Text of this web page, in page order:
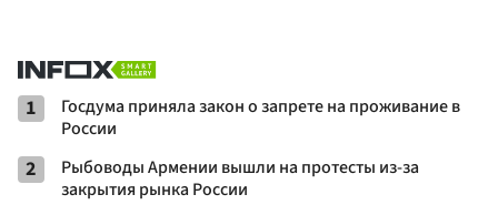
1
Госдума приняла закон о запрете на проживание в
России
2
Рыбоводы Армении вышли на протесты из-за
закрытия рынка России